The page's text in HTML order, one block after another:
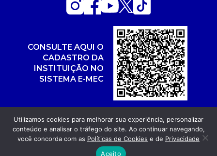
CONSULTE AQUI O
CADASTRO DA
INSTITUIÇÃO NO
SISTEMA E-MEC
Copyright 2026. Todos os direitos reservados.
Desenvolvimento: POR FUEL AGÊNCIA WEB
Utilizamos cookies para melhorar sua experiência, personalizar
conteúdo e analisar o tráfego do site. Ao continuar navegando,
você concorda com as Políticas de Cookies e de Privacidade
Aceito